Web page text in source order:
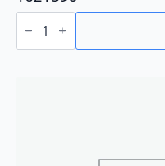
1021596
adet